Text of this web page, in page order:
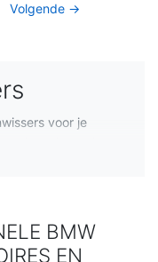
Volgende →
voor je
zicht en verbeterde
je in
ervan en hoe je
BMW
EN